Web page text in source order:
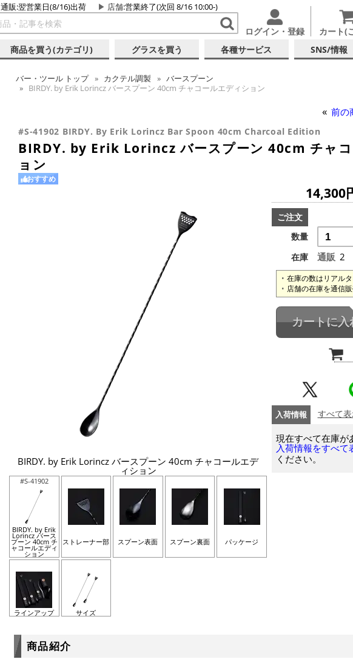
通販:翌営業日(8/16)出荷 店舗:営業終了(次回 8/16 10:00-)
ログイン・登録 カート(
商品を買う(カテゴリ) グラスを買う 各種サービス SNS/情報
バー・ツール トップ カクテル調製
バースプーン
BIRDY. by Erik Lorincz バースプーン 40cm チャコールエディション
前の
#S-41902 BIRDY. By Erik Lorincz Bar Spoon 40cm Charcoal Edition
BIRDY. by Erik Lorincz バースプーン 40cm チャ
ョン
おすすめ
BIRDY. by Erik Lorincz バースプーン 40cm チャコールエデ
ィション
#S-41902
BIRDY. by Erik
Lorincz バース
プーン 40cm チ
ャコールエディ
ション
ストレーナー部 スプーン表面 スプーン裏面 パッケージ
ラインアップ サイズ
14,300
ご注文
数量
在庫
通販 2
在庫の数はリアル
店舗の在庫を通信
カートに入
入荷情報 すべて表
現在すべて在庫が
入荷情報をすべて
ください。
商品紹介